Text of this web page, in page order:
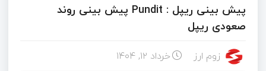
پیش بینی ریپل : Pundit پیش بینی روند
صعودی ریپل
زوم ارز خرداد ۱۲, ۱۴۰۴